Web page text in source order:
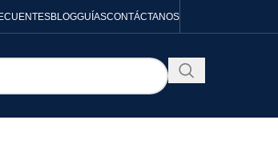
BLOGGUÍASCONTÁCTANOS